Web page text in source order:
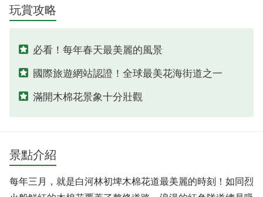
玩賞攻略
必看！每年春天最美麗的風景
國際旅遊網站認證！全球最美花海街道之一
滿開木棉花景象十分壯觀
景點介紹
每年三月，就是白河林初埤木棉花道最美麗的時刻！如同烈